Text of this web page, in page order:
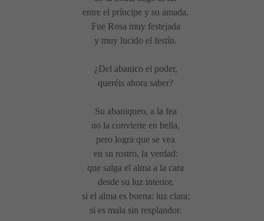
entre el príncipe y su amada.
Fue Rosa muy festejada
y muy lucido el festín.
¿Del abanico el poder,
queréis ahora saber?
Su abaniqueo, a la fea
no la convierte en bella,
pero logra que se vea
en su rostro, la verdad:
que salga el alma a la cara
desde su luz interior,
si el alma es buena: luz clara;
si es mala sin resplandor.